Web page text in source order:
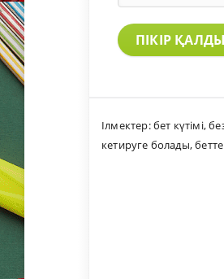
ПІКІР
Ілмектер:бет күтімі,
кетируге болады,